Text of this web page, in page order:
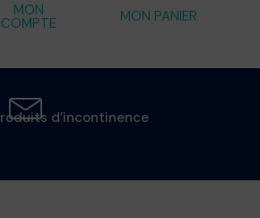
MON
COMPTE MON PANIER
d’incontinence